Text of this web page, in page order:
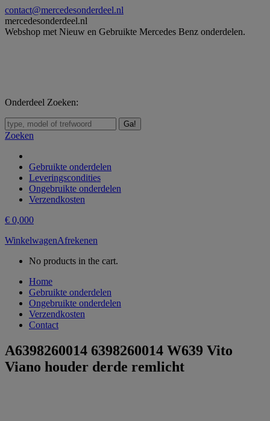
Skip
to
content
contact@mercedesonderdeel.nl
mercedesonderdeel.nl
Webshop met Nieuw en Gebruikte Mercedes Benz onderdelen.
Onderdeel Zoeken:
Zoeken:
Zoeken
Gebruikte onderdelen
Leveringscondities
Ongebruikte onderdelen
Verzendkosten
€ 0,000
WinkelwagenAfrekenen
No products in the cart.
Home
Gebruikte onderdelen
Ongebruikte onderdelen
Verzendkosten
Contact
A6398260014 6398260014 W639 Vito
Viano houder derde remlicht